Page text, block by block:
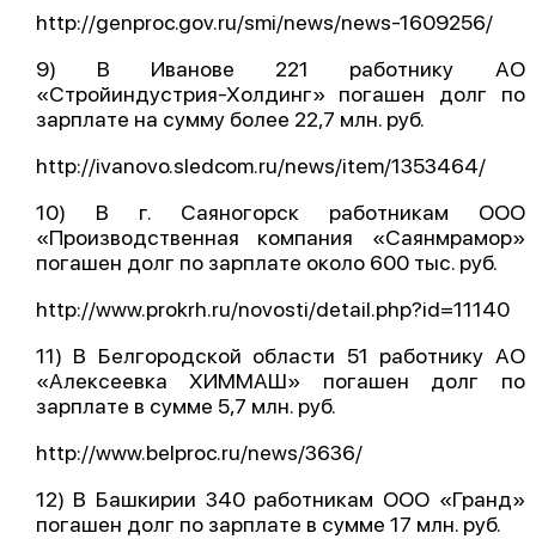
http://genproc.gov.ru/smi/news/news-1609256/
9) В Иванове 221 работнику АО
«Стройиндустрия-Холдинг» погашен долг по
зарплате на сумму более 22,7 млн. руб.
http://ivanovo.sledcom.ru/news/item/1353464/
10) В г. Саяногорск работникам ООО
«Производственная компания «Саянмрамор»
погашен долг по зарплате около 600 тыс. руб.
http://www.prokrh.ru/novosti/detail.php?id=11140
11) В Белгородской области 51 работнику АО
«Алексеевка ХИММАШ» погашен долг по
зарплате в сумме 5,7 млн. руб.
http://www.belproc.ru/news/3636/
12) В Башкирии 340 работникам ООО «Гранд»
погашен долг по зарплате в сумме 17 млн. руб.